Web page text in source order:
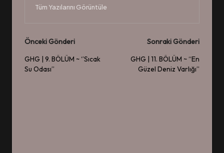
Tüm Yazılarını Görüntüle
Post
navigation
Önceki Gönderi
GHG | 9. BÖLÜM ~ ‘’Sıcak
Su Odası’’
Sonraki Gönderi
GHG | 11. BÖLÜM ~ “En
Güzel Deniz Varlığı”